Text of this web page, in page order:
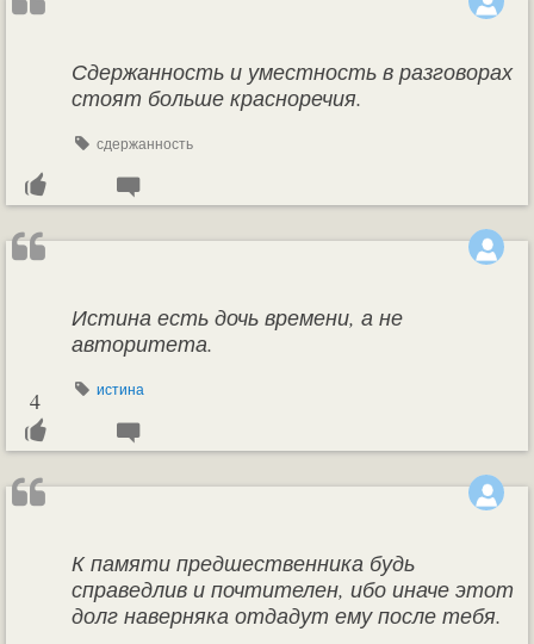
Сдержанность и уместность в разговорах
стоят больше красноречия.
сдержанность
Истина есть дочь времени, а не
авторитета.
истина
4
К памяти предшественника будь
справедлив и почтителен, ибо иначе этот
долг наверняка отдадут ему после тебя.